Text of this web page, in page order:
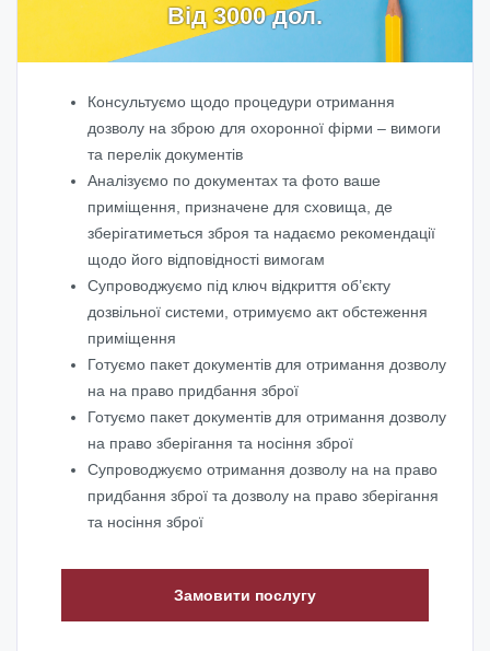
Від 3000 дол.
Консультуємо щодо процедури отримання
дозволу на зброю для охоронної фірми – вимоги
та перелік документів
Аналізуємо по документах та фото ваше
приміщення, призначене для сховища, де
зберігатиметься зброя та надаємо рекомендації
щодо його відповідності вимогам
Супроводжуємо під ключ відкриття об’єкту
дозвільної системи, отримуємо акт обстеження
приміщення
Готуємо пакет документів для отримання дозволу
на на право придбання зброї
Готуємо пакет документів для отримання дозволу
на право зберігання та носіння зброї
Супроводжуємо отримання дозволу на на право
придбання зброї та дозволу на право зберігання
та носіння зброї
Замовити послугу